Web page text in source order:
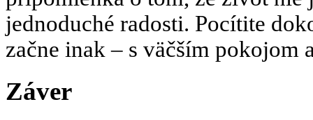
jednoduché radosti. Pocítite
začne inak – s väčším pokojom
Záver